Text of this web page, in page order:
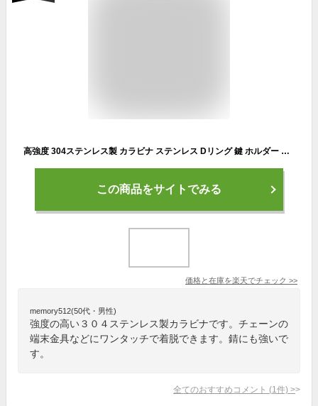
高強度 304ステンレス製 カラビナ ステンレス Dリング 鍵 ホルダー キーリング キャンプ トレッキング 落下防止 単品 固定 取付金具 フック キーホルダー
この商品をサイトでみる
価格と在庫を楽天でチェック >>
memory512(50代・男性)
強度の高い３０４ステンレス製カラビナです。チェーンの
端末金具などにワンタッチで着脱できます。錆にも強いで
す。
全てのおすすめコメント (1 件) >